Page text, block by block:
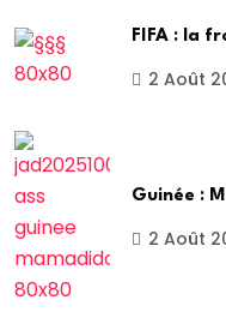
FIFA : la
2 Août
Guinée :
2 Août